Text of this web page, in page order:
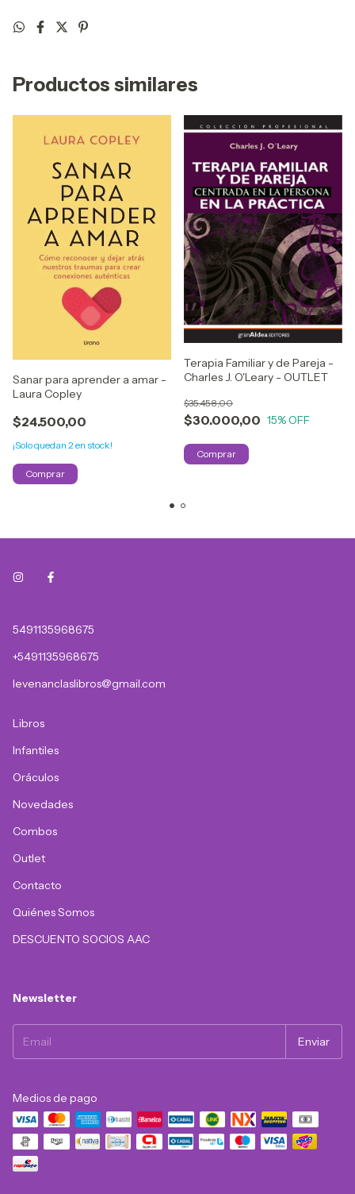
Productos similares
Sanar para aprender a amar -
Laura Copley
$24.500,00
¡Solo quedan 2 en stock!
Terapia Familiar y de Pareja -
Charles J. O'Leary - OUTLET
$30.000,00
$35.458,00
15% OFF
5491135968675
+5491135968675
levenanclaslibros@gmail.com
Libros
Infantiles
Oráculos
Novedades
Combos
Outlet
Contacto
Quiénes Somos
DESCUENTO SOCIOS AAC
Newsletter
Medios de pago